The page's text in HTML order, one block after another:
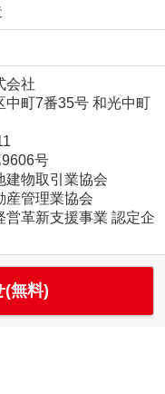
会社
中町7番35号 和光中町
号
建物取引業協会
産管理業協会
営革新支援事業 認定企
(無料)